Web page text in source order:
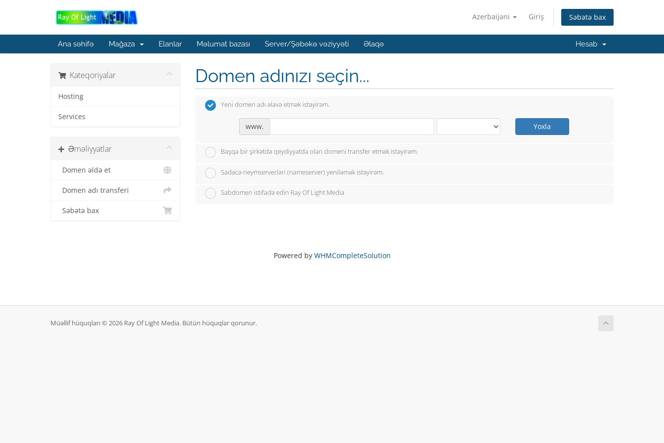
Azerbaijani Giriş Səbətə bax
Ana səhifə Mağaza Elanlar Məlumat bazası Server/Şəbəkə vəziyyəti Əlaqə Hesab
Kateqoriyalar
Hosting
Services
Əməliyyatlar
Domen əldə et
Domen adı transferi
Səbətə bax
Domen adınızı seçin...
Yeni domen adı əlavə etmək istəyirəm.
www. Yoxla
Başqa bir şirkətdə qeydiyyatda olan domeni transfer etmək istəyirəm.
Sadəcə neymserverləri (nameserver) yeniləmək istəyirəm.
Sabdomen istifadə edin Ray Of Light Media
Powered by WHMCompleteSolution
Müəllif hüquqları © 2026 Ray Of Light Media. Bütün hüquqlar qorunur.